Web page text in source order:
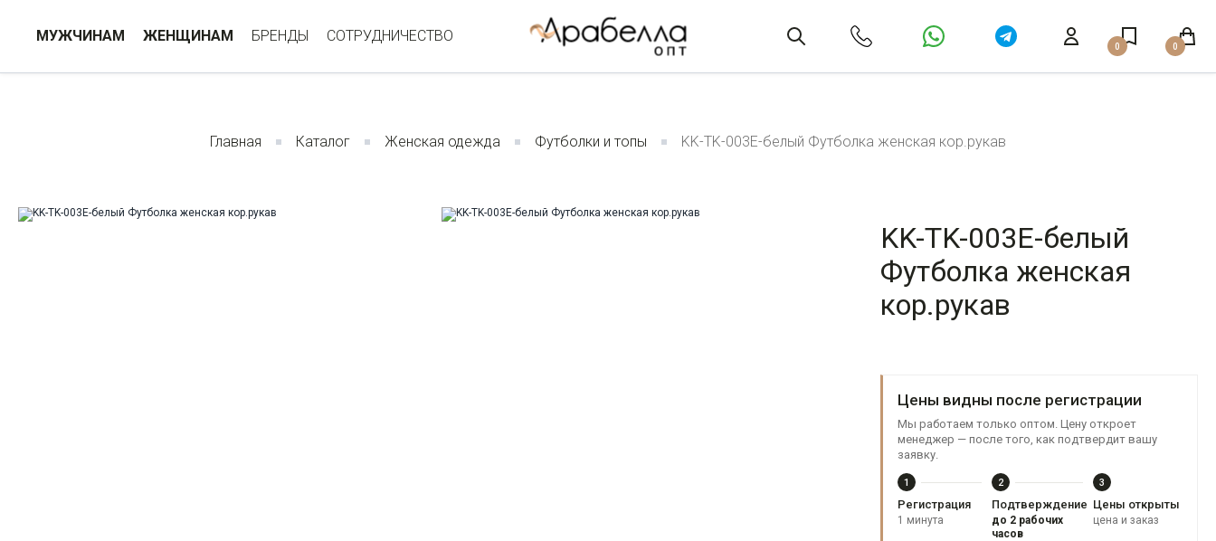
МУЖЧИНАМ ЖЕНЩИНАМ БРЕНДЫ СОТРУДНИЧЕСТВО
0 0
Главная Каталог Женская одежда Футболки и топы KK-TK-003E-белый Футболка женская кор.рукав
KK-TK-003E-белый
Футболка женская
кор.рукав
Цены видны после регистрации
Мы работаем только оптом. Цену откроет
менеджер — после того, как подтвердит вашу
заявку.
1
Регистрация
1 минута
2
Подтверждение
до 2 рабочих
часов
3
Цены открыты
цена и заказ